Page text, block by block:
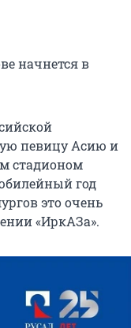
начнется в
певицу Асию и
стадионом
год
это очень
«ИркАЗа».